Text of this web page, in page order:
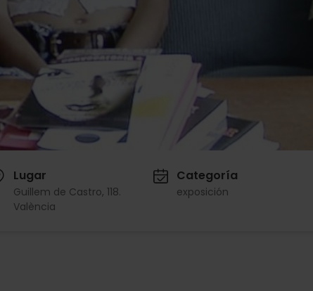
Lugar
Guillem de Castro, 118.
València
Categoría
exposición